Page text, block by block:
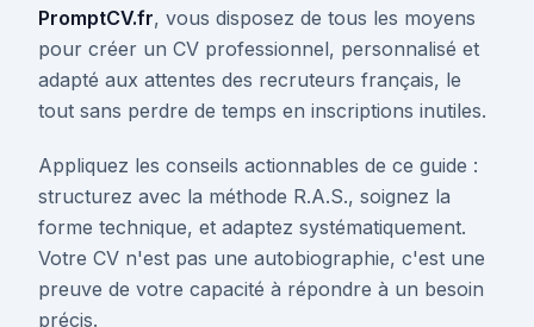
PromptCV.fr, vous disposez de tous les moyens
pour créer un CV professionnel, personnalisé et
adapté aux attentes des recruteurs français, le
tout sans perdre de temps en inscriptions inutiles.
Appliquez les conseils actionnables de ce guide :
structurez avec la méthode R.A.S., soignez la
forme technique, et adaptez systématiquement.
Votre CV n'est pas une autobiographie, c'est une
preuve de votre capacité à répondre à un besoin
précis.